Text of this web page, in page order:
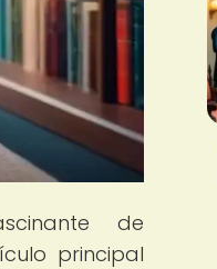
de
principal